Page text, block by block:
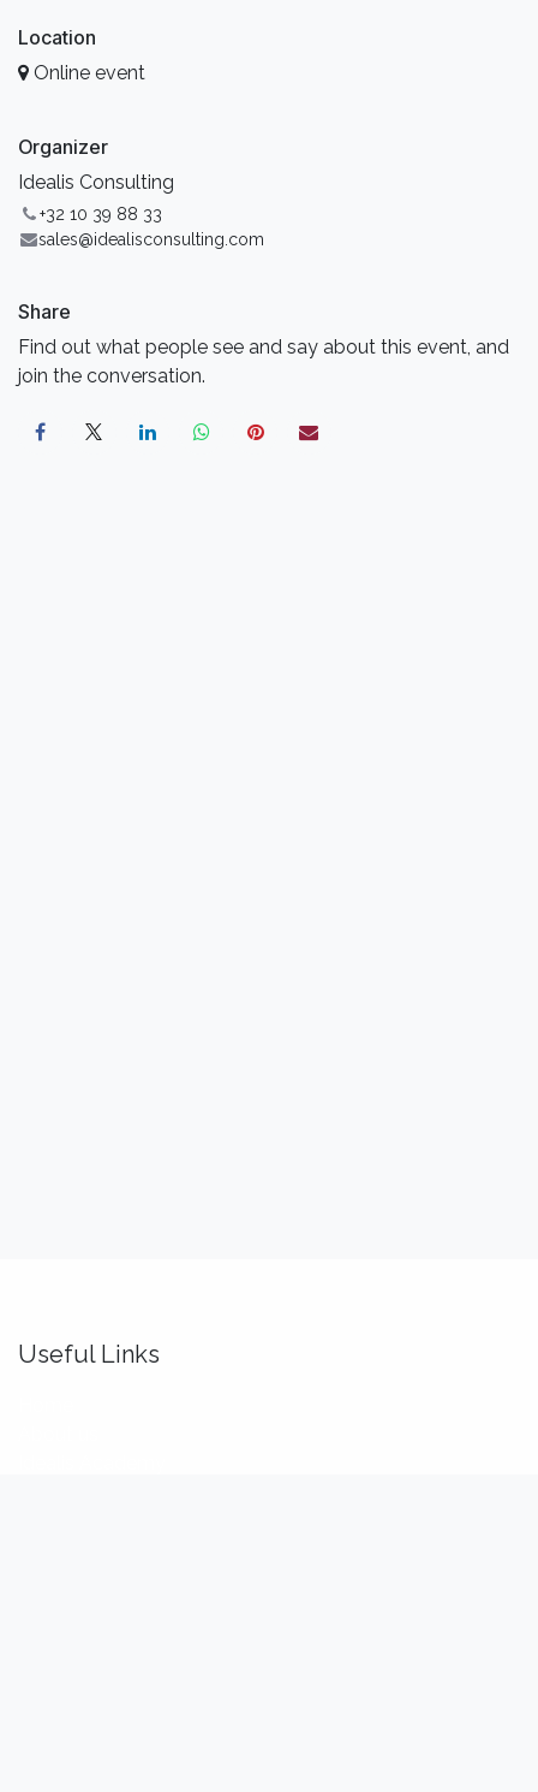
Location
Online event
Organizer
Idealis Consulting
+32 10 39 88 33
sales@idealisconsulting.com
Share
Find out what people see and say about this event, and
join the conversation.
Useful Links